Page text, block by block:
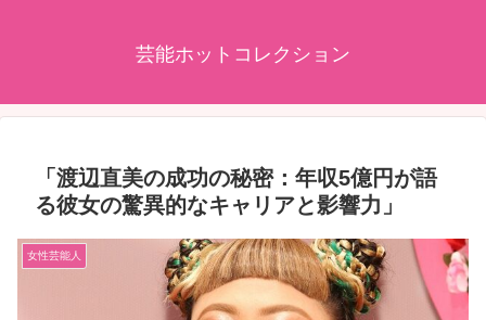
芸能ホットコレクション
「渡辺直美の成功の秘密：年収5億円が語
る彼女の驚異的なキャリアと影響力」
女性芸能人